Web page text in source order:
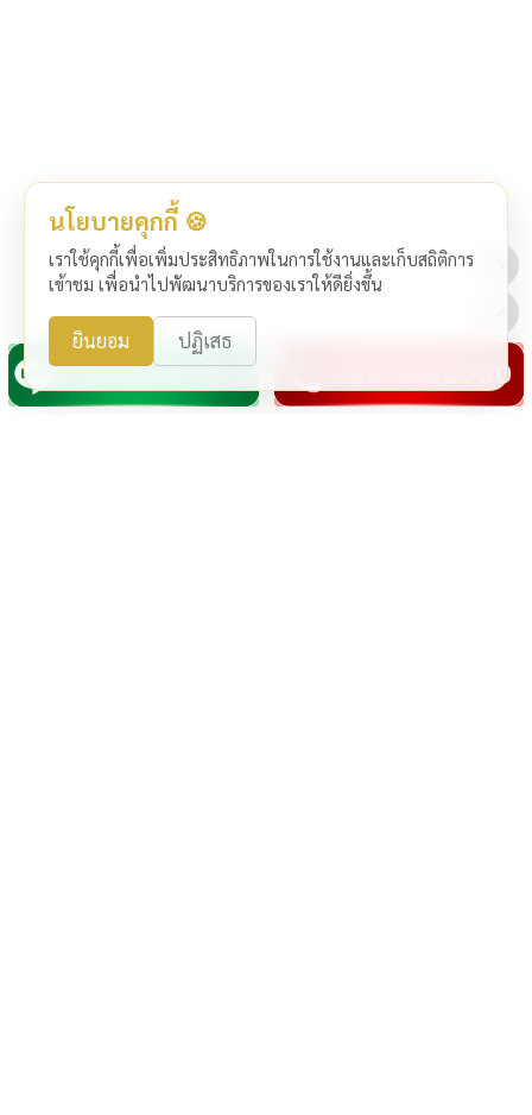
นโยบายคุกกี้ 🍪
เราใช้คุกกี้เพื่อเพิ่มประสิทธิภาพในการใช้งานและเก็บสถิติการ
เข้าชม เพื่อนำไปพัฒนาบริการของเราให้ดียิ่งขึ้น
ยินยอม ปฏิเสธ